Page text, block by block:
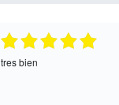
oui, merci